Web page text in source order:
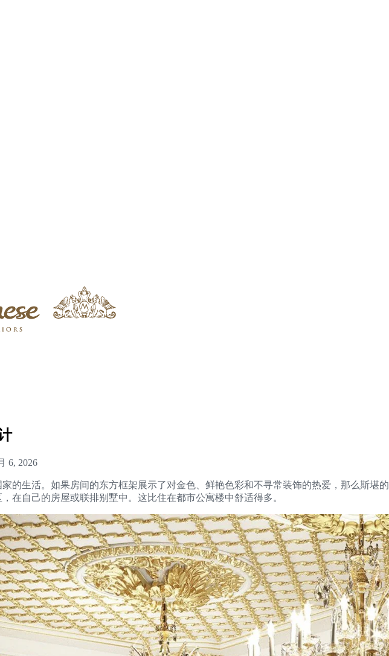
6, 2026
的生活。如果房间的东方框架展示了对金色、鲜艳色彩和不寻常装饰的热爱，那么斯堪
在自己的房屋或联排别墅中。这比住在都市公寓楼中舒适得多。